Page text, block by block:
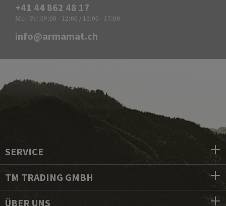
+41 44 862 48 17
Mo - Fr: 09:00 - 12:00 / 13:00 - 17:00
info@armamat.ch
SERVICE
TM TRADING GMBH
ÜBER UNS